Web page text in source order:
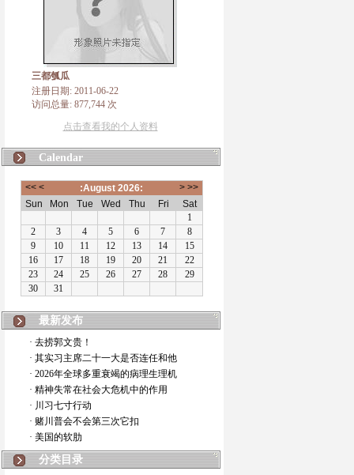
三都瓠瓜
注册日期: 2011-06-22
访问总量: 877,744 次
点击查看我的个人资料
Calendar
最新发布
· 去捞郭文贵！
· 其实习主席二十一大是否连任和他
· 2026年全球多重衰竭的病理生理机
· 精神失常在社会大危机中的作用
· 川习七寸行动
· 赌川普会不会第三次它扣
· 美国的软肋
分类目录